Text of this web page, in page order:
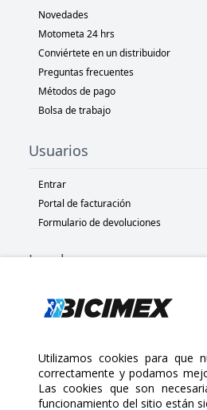
Novedades
Motometa 24 hrs
Conviértete en un distribuidor
Preguntas frecuentes
Métodos de pago
Bolsa de trabajo
Usuarios
Entrar
Portal de facturación
Formulario de devoluciones
Legal
Políticas de privacidad
Políticas de devolución
Copyright 2025 Bicimex®. All rights
Agosto 9, 2026
Utilizamos cookies para que
correctamente y podamos
Las cookies que son
funcionamiento del sitio están